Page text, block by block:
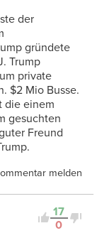
der
gründete
Trump
private
$2 Mio Busse.
die einem
gesuchten
Freund
melden
17
0